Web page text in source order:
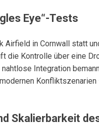
Eye“-Tests
Airfield in Cornwall statt
die Kontrolle über eine
Integration
Skalierbarkeit